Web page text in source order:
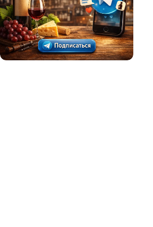
Македония 0
Марокко 0
Молдавия 0